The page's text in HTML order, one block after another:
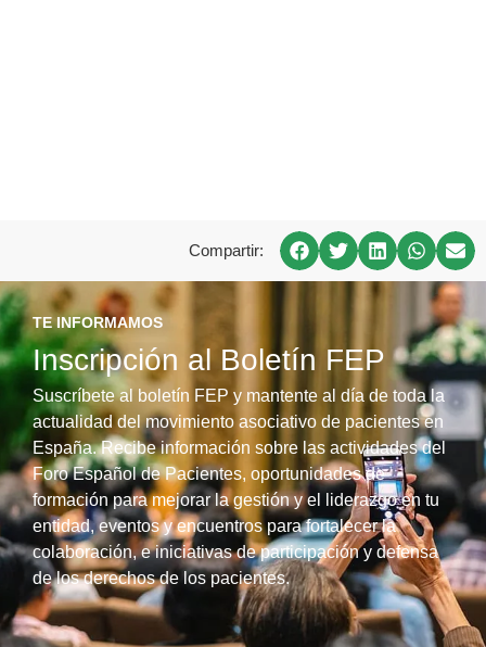
Compartir:
TE INFORMAMOS
Inscripción al Boletín FEP
Suscríbete al boletín FEP y mantente al día de toda la
actualidad del movimiento asociativo de pacientes en
España. Recibe información sobre las actividades del
Foro Español de Pacientes, oportunidades de
formación para mejorar la gestión y el liderazgo en tu
entidad, eventos y encuentros para fortalecer la
colaboración, e iniciativas de participación y defensa
de los derechos de los pacientes.